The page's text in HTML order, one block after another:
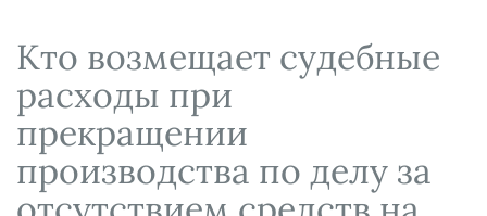
фирмы
Сопровождение бизнеса
Ведение уголовных дел
Защита активов
Ведение дел о банкротстве
Аудиоподкасты
Справочная
Вопросы-ответы
Вебинары и семинары
Кто возмещает судебные
расходы при
прекращении
производства по делу за